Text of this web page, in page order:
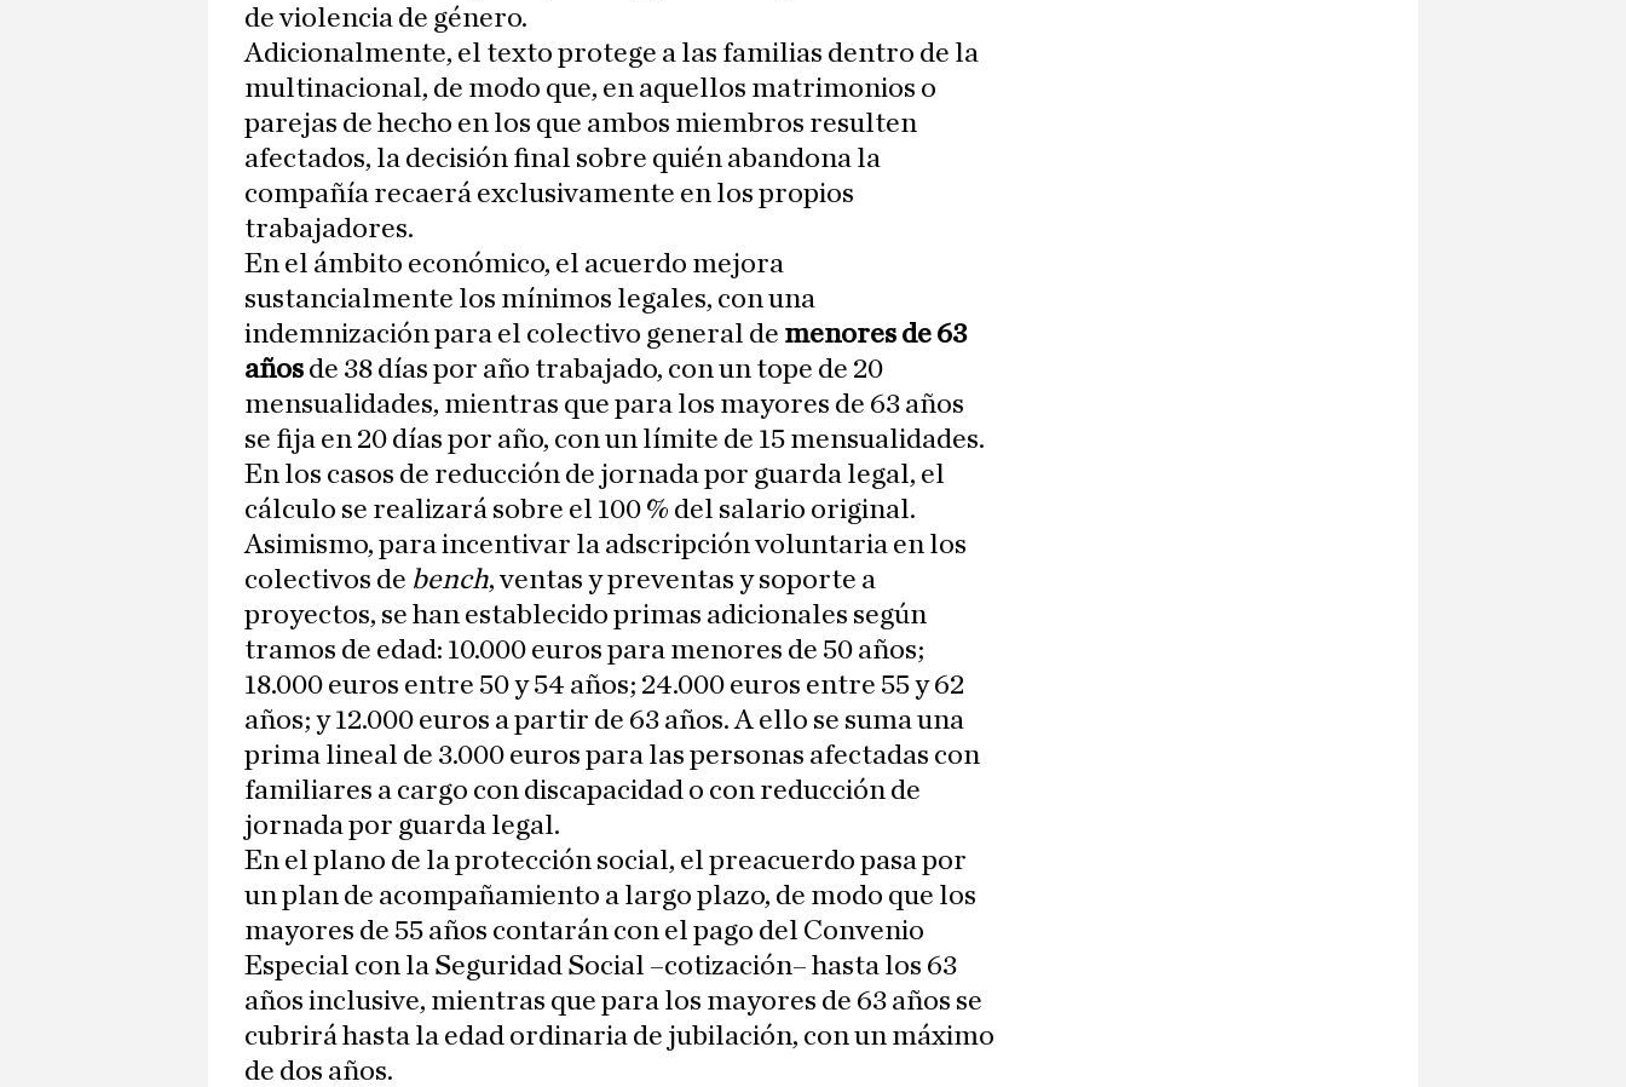
de violencia de género.
Adicionalmente, el texto protege a las familias dentro de la
multinacional, de modo que, en aquellos matrimonios o
parejas de hecho en los que ambos miembros resulten
afectados, la decisión final sobre quién abandona la
compañía recaerá exclusivamente en los propios
trabajadores.
En el ámbito económico, el acuerdo mejora
sustancialmente los mínimos legales, con una
indemnización para el colectivo general de menores de 63
años de 38 días por año trabajado, con un tope de 20
mensualidades, mientras que para los mayores de 63 años
se fija en 20 días por año, con un límite de 15 mensualidades.
En los casos de reducción de jornada por guarda legal, el
cálculo se realizará sobre el 100 % del salario original.
Asimismo, para incentivar la adscripción voluntaria en los
colectivos de bench, ventas y preventas y soporte a
proyectos, se han establecido primas adicionales según
tramos de edad: 10.000 euros para menores de 50 años;
18.000 euros entre 50 y 54 años; 24.000 euros entre 55 y 62
años; y 12.000 euros a partir de 63 años. A ello se suma una
prima lineal de 3.000 euros para las personas afectadas con
familiares a cargo con discapacidad o con reducción de
jornada por guarda legal.
En el plano de la protección social, el preacuerdo pasa por
un plan de acompañamiento a largo plazo, de modo que los
mayores de 55 años contarán con el pago del Convenio
Especial con la Seguridad Social –cotización– hasta los 63
años inclusive, mientras que para los mayores de 63 años se
cubrirá hasta la edad ordinaria de jubilación, con un máximo
de dos años.